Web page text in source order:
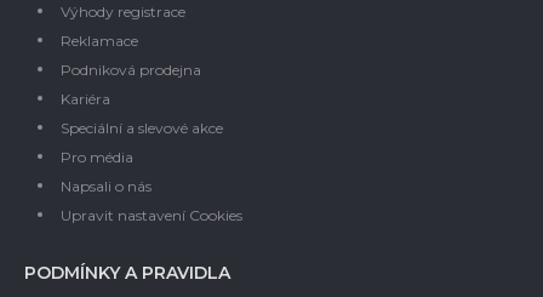
Výhody registrace
Reklamace
Podniková prodejna
Kariéra
Speciální a slevové akce
Pro média
Napsali o nás
Upravit nastavení Cookies
PODMÍNKY A PRAVIDLA